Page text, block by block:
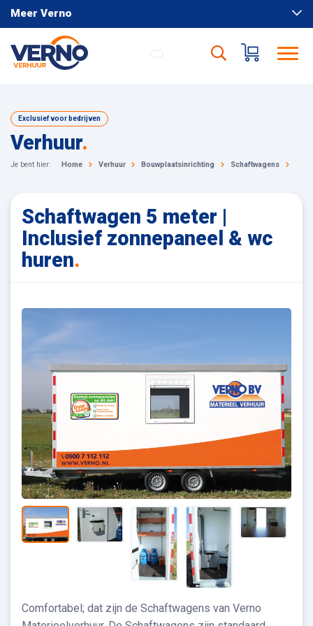
Meer Verno
Exclusief voor bedrijven
Verhuur.
Je bent hier: Home Verhuur Bouwplaatsinrichting Schaftwagens
Schaftwagen 5 meter |
Inclusief zonnepaneel & wc
huren.
Comfortabel; dat zijn de Schaftwagens van Verno